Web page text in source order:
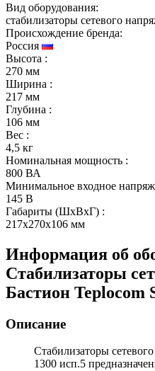
Вид оборудования:
стабилизаторы сетевого
Происхождение бренда:
Россия
Высота :
270 мм
Ширина :
217 мм
Глубина :
106 мм
Вес :
4,5 кг
Номинальная мощность :
800 ВА
Минимальное входное
145 В
Габариты (ШxВxГ) :
217x270x106 мм
Информация об
Стабилизаторы
Бастион Teplocom
Описание
Стабилизаторы
1300 исп.5